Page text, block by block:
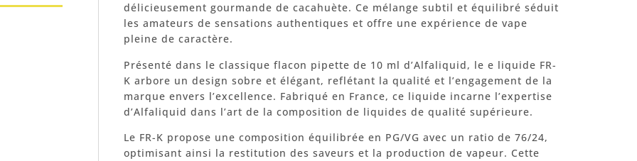
délicieusement gourmande de cacahuète. Ce mélange subtil et équilibré séduit
les amateurs de sensations authentiques et offre une expérience de vape
pleine de caractère.
Présenté dans le classique flacon pipette de 10 ml d’Alfaliquid, le e liquide FR-
K arbore un design sobre et élégant, reflétant la qualité et l’engagement de la
marque envers l’excellence. Fabriqué en France, ce liquide incarne l’expertise
d’Alfaliquid dans l’art de la composition de liquides de qualité supérieure.
Le FR-K propose une composition équilibrée en PG/VG avec un ratio de 76/24,
optimisant ainsi la restitution des saveurs et la production de vapeur. Cette